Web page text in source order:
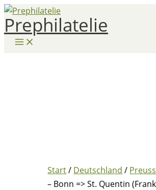
Zum
Inhalt
springen
Prephilatelie
Start/ Deutschland /
– Bonn => St. Quentin